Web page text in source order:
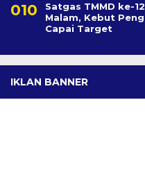
Satgas TMMD ke-
Malam, Kebut
Capai Target
IKLAN BANNER